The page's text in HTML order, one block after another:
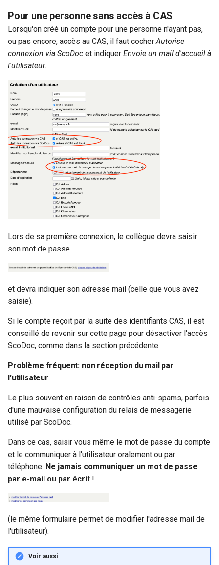
Pour une personne sans accès à CAS
Lorsqu'on créé un compte pour une personne n'ayant pas,
ou pas encore, accès au CAS, il faut cocher Autorise
connexion via ScoDoc et indiquer Envoie un mail d'accueil à
l'utilisateur.
Lors de sa première connexion, le collègue devra saisir
son mot de passe
et devra indiquer son adresse mail (celle que vous avez
saisie).
Si le compte reçoit par la suite des identifiants CAS, il est
conseillé de revenir sur cette page pour désactiver l'accès
ScoDoc, comme dans la section précédente.
Problème fréquent: non réception du mail par
l'utilisateur
Le plus souvent en raison de contrôles anti-spams, parfois
d'une mauvaise configuration du relais de messagerie
utilisé par ScoDoc.
Dans ce cas, saisir vous même le mot de passe du compte
et le communiquer à l'utilisateur oralement ou par
téléphone. Ne jamais communiquer un mot de passe
par e-mail ou par écrit !
(le même formulaire permet de modifier l'adresse mail de
l'utilisateur).
Voir aussi